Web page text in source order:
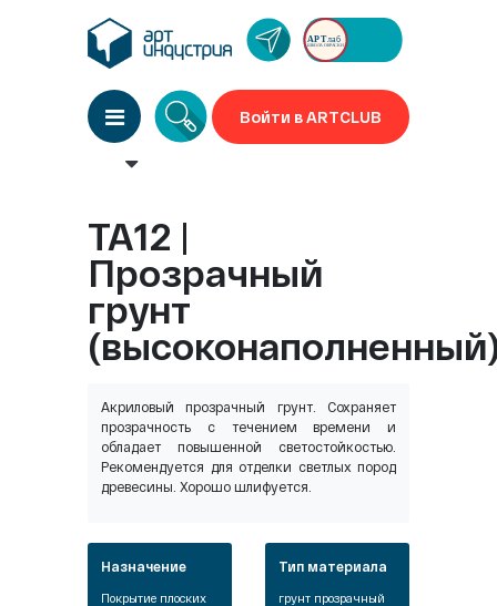
Войти в ARTCLUB
TA12 |
Прозрачный
грунт
Акриловый прозрачный грунт. Сохраняет
прозрачность с течением времени и
обладает повышенной светостойкостью.
Рекомендуется для отделки светлых пород
древесины. Хорошо шлифуется.
Назначение
Покрытие плоских
Тип материала
грунт прозрачный